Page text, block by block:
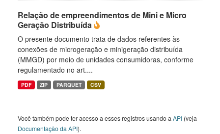
Relação de empreendimentos de Mini e Micro
Geração Distribuída
O presente documento trata de dados referentes às
conexões de microgeração e minigeração distribuída
(MMGD) por meio de unidades consumidoras, conforme
regulamentado no art....
PDF ZIP PARQUET CSV
Você também pode ter acesso a esses registros usando a API (veja
Documentação da API).